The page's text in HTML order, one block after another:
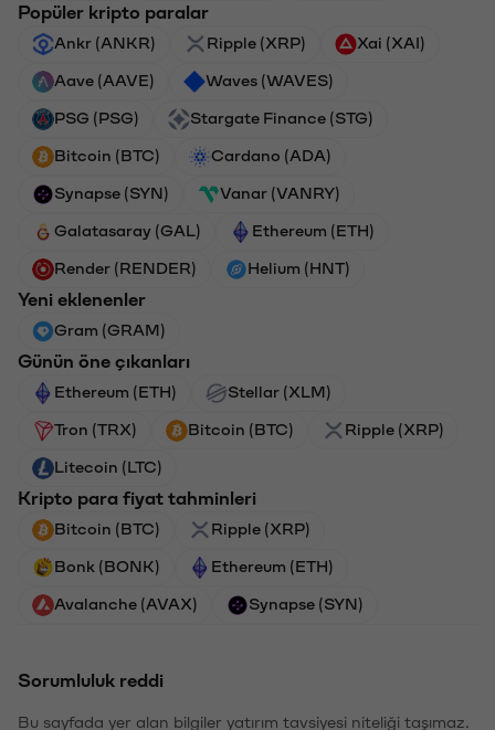
Popüler kripto paralar
Ankr (ANKR) Ripple (XRP) Xai (XAI)
Aave (AAVE) Waves (WAVES)
PSG (PSG) Stargate Finance (STG)
Bitcoin (BTC) Cardano (ADA)
Synapse (SYN) Vanar (VANRY)
Galatasaray (GAL) Ethereum (ETH)
Render (RENDER) Helium (HNT)
Yeni eklenenler
Gram (GRAM)
Günün öne çıkanları
Ethereum (ETH) Stellar (XLM)
Tron (TRX) Bitcoin (BTC) Ripple (XRP)
Litecoin (LTC)
Kripto para fiyat tahminleri
Bitcoin (BTC) Ripple (XRP)
Bonk (BONK) Ethereum (ETH)
Avalanche (AVAX) Synapse (SYN)
Sorumluluk reddi
Bu sayfada yer alan bilgiler yatırım tavsiyesi niteliği taşımaz.